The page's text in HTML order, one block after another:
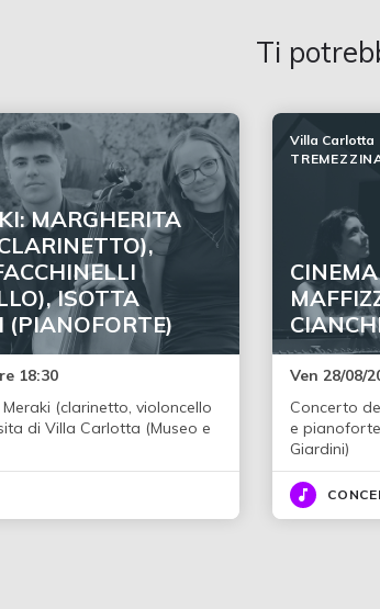
Ti
MARGHERITA
ISOTTA
(PIANOFORTE)
18:30
(clarinetto, violoncello
di Villa Carlotta (Museo e
Villa Carlotta
Ven 28/08/
Concerto
e
Giardini)